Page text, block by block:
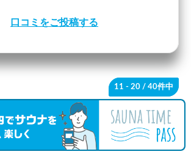
口コミをご投稿する
11 - 20 / 40件中
1 3 4 次 › 最後 »